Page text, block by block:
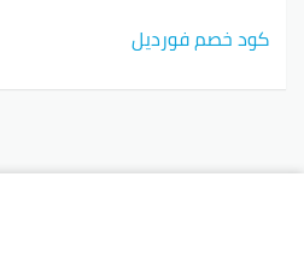
كود خصم فورديل